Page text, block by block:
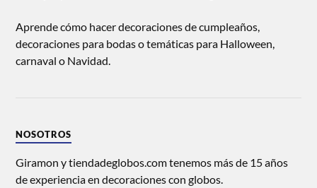
Aprende cómo hacer decoraciones de cumpleaños,
decoraciones para bodas o temáticas para Halloween,
carnaval o Navidad.
NOSOTROS
Giramon y tiendadeglobos.com tenemos más de 15 años
de experiencia en decoraciones con globos.